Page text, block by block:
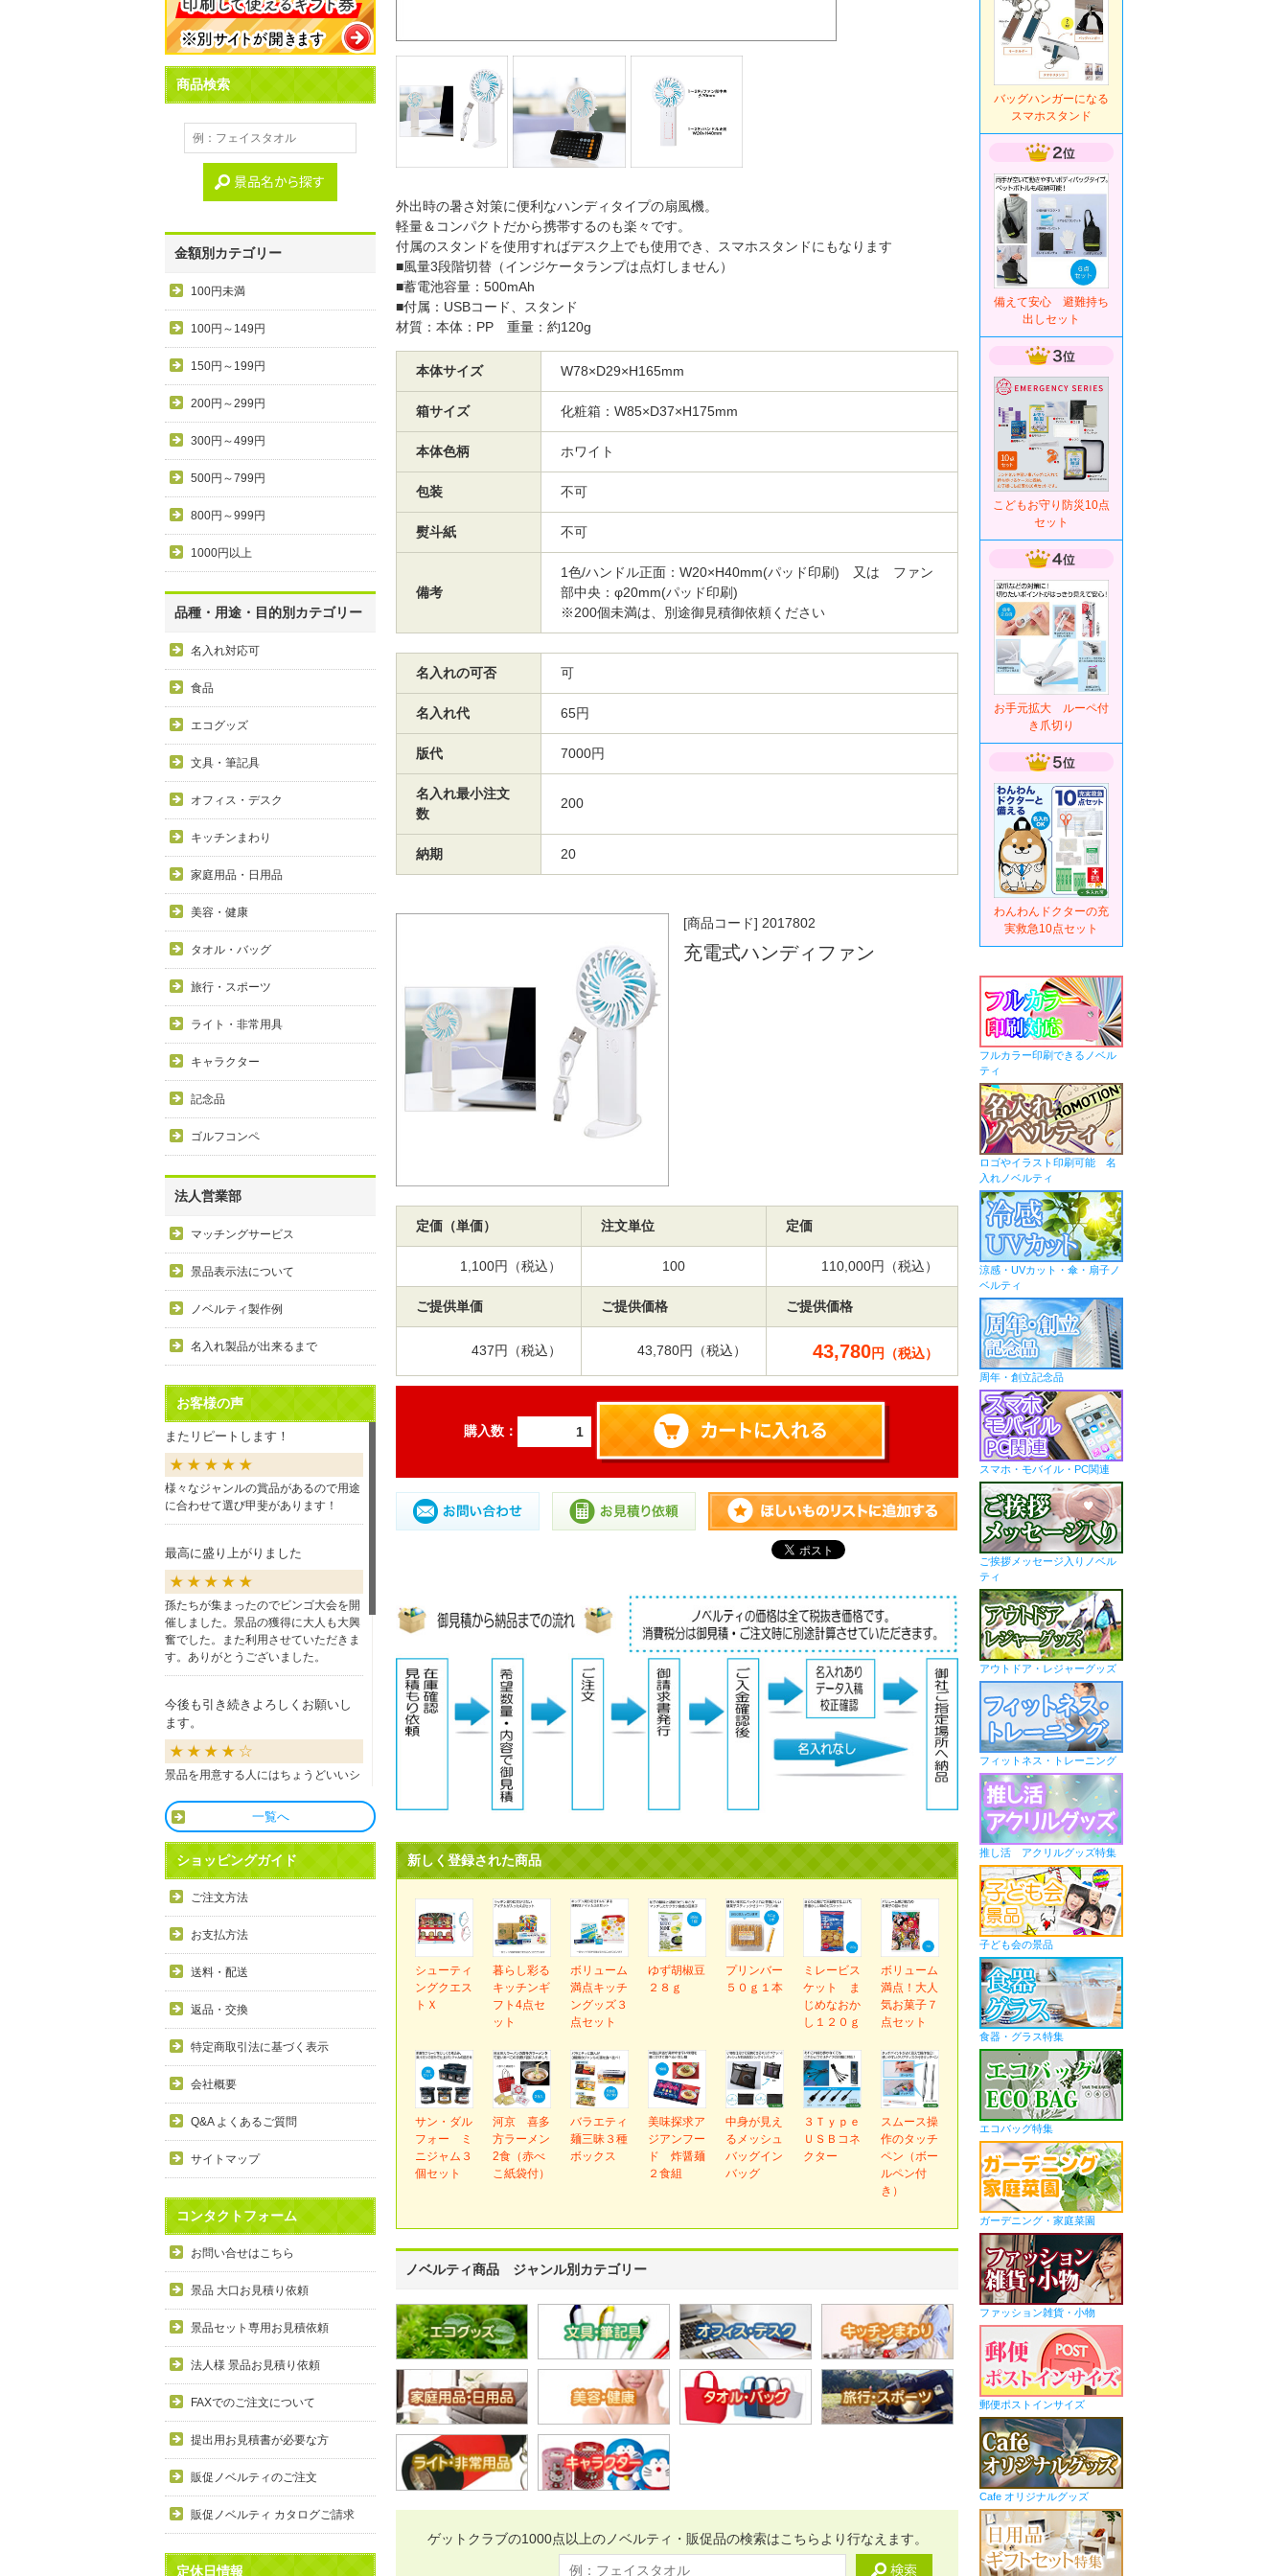
商品検索
金額別カテゴリー
100円未満
100円～149円
150円～199円
200円～299円
300円～499円
500円～799円
800円～999円
1000円以上
品種・用途・目的別カテゴリー
名入れ対応可
食品
エコグッズ
文具・筆記具
オフィス・デスク
キッチンまわり
家庭用品・日用品
美容・健康
タオル・バッグ
旅行・スポーツ
ライト・非常用具
キャラクター
記念品
ゴルフコンペ
法人営業部
マッチングサービス
景品表示法について
ノベルティ製作例
名入れ製品が出来るまで
お客様の声
またリピートします！
様々なジャンルの賞品があるので用途
に合わせて選び甲斐があります！
最高に盛り上がりました
孫たちが集まったのでビンゴ大会を開
催しました。景品の獲得に大人も大興
奮でした。また利用させていただきま
す。ありがとうございました。
今後も引き続きよろしくお願いし
ます。
景品を用意する人にはちょうどいいシ
良かったです
商品も直ぐに届き、一つづづ丁寧に梱
まりのビンゴで利用しましたが、みん
な喜んでもらえました。
利用しやすい
目録景品をよく利用しています。豪華
す。手配が早いので便利です。
一覧へ
ショッピングガイド
ご注文方法
お支払方法
送料・配送
返品・交換
特定商取引法に基づく表示
会社概要
Q&A よくあるご質問
サイトマップ
コンタクトフォーム
お問い合せはこちら
景品 大口お見積り依頼
景品セット専用お見積依頼
法人様 景品お見積り依頼
FAXでのご注文について
提出用お見積書が必要な方
販促ノベルティのご注文
販促ノベルティ カタログご請求
定休日情報
外出時の暑さ対策に便利なハンディタイプの扇風機。
軽量＆コンパクトだから携帯するのも楽々です。
付属のスタンドを使用すればデスク上でも使用でき、スマホスタンドにもなります
■風量3段階切替（インジケータランプは点灯しません）
■蓄電池容量：500mAh
■付属：USBコード、スタンド
材質：本体：PP 重量：約120g
本体サイズ W78×D29×H165mm
箱サイズ 化粧箱：W85×D37×H175mm
本体色柄 ホワイト
包装 不可
熨斗紙 不可
備考
1色/ハンドル正面：W20×H40mm(パッド印刷) 又は ファン
部中央：φ20mm(パッド印刷)
※200個未満は、別途御見積御依頼ください
名入れの可否 可
名入れ代 65円
版代 7000円
名入れ最小注文
数
200
納期 20
[商品コード] 2017802
充電式ハンディファン
定価（単価） 注文単位 定価
1,100円（税込） 100 110,000円（税込）
ご提供単価 ご提供価格 ご提供価格
437円（税込） 43,780円（税込） 43,780円（税込）
購入数：
新しく登録された商品
シューティ
ングクエス
トＸ
暮らし彩る
キッチンギ
フト4点セ
ット
ボリューム
満点キッチ
ングッズ３
点セット
ゆず胡椒豆
２８ｇ
プリンバー
５０ｇ１本
ミレービス
ケット ま
じめなおか
し１２０ｇ
ボリューム
満点！大人
気お菓子７
点セット
サン・ダル
フォー ミ
ニジャム３
個セット
河京 喜多
方ラーメン
2食（赤べ
こ紙袋付）
バラエティ
麺三昧３種
ボックス
美味探求ア
ジアンフー
ド 炸醤麺
２食組
中身が見え
るメッシュ
バッグイン
バッグ
３Ｔｙｐｅ
ＵＳＢコネ
クター
スムース操
作のタッチ
ペン（ボー
ルペン付
き）
ノベルティ商品 ジャンル別カテゴリー
ゲットクラブの1000点以上のノベルティ・販促品の検索はこちらより行なえます。
バッグハンガーになる
スマホスタンド
備えて安心 避難持ち
出しセット
こどもお守り防災10点
セット
お手元拡大 ルーペ付
き爪切り
わんわんドクターの充
実救急10点セット
フルカラー印刷できるノベル
ティ
ロゴやイラスト印刷可能 名
入れノベルティ
涼感・UVカット・傘・扇子ノ
ベルティ
周年・創立記念品
スマホ・モバイル・PC関連
ご挨拶メッセージ入りノベル
ティ
アウトドア・レジャーグッズ
フィットネス・トレーニング
推し活 アクリルグッズ特集
子ども会の景品
食器・グラス特集
エコバッグ特集
ガーデニング・家庭菜園
ファッション雑貨・小物
郵便ポストインサイズ
Cafe オリジナルグッズ